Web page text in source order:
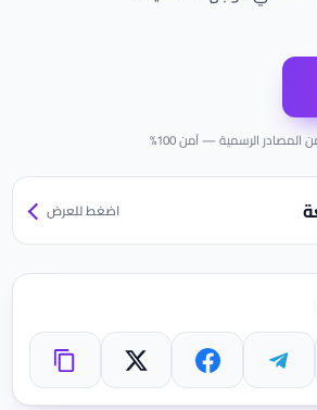
المصادر الرسمية — آمن 100%
اضغط للعرض
تيليجرام فيسبوك X نسخ